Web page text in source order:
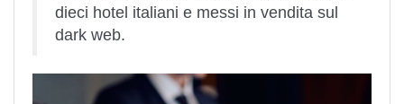
dieci hotel italiani e messi in vendita sul
dark web.